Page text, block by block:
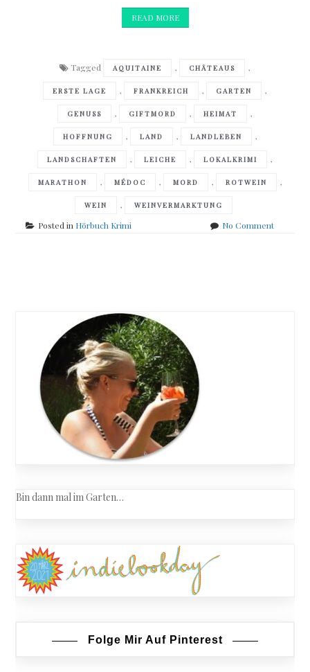
READ MORE
Tagged AQUITAINE , CHÂTEAUS ,
ERSTE LAGE , FRANKREICH , GARTEN ,
GENUSS , GIFTMORD , HEIMAT ,
HOFFNUNG , LAND , LANDLEBEN ,
LANDSCHAFTEN , LEICHE , LOKALKRIMI ,
MARATHON , MÉDOC , MORD , ROTWEIN ,
WEIN , WEINVERMARKTUNG
Posted in Hörbuch Krimi No Commenton
navigation
Bin dann mal im Garten…
Folge Mir Auf Pinterest